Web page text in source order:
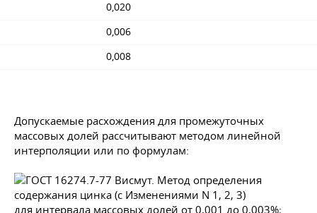
0,020
0,006
0,008
Допускаемые расхождения для промежуточных
массовых долей рассчитывают методом линейной
интерполяции или по формулам:
для интервала массовых долей от 0,001 до 0,003%;